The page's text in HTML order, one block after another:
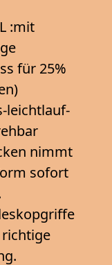
:mit
für 25%
leichtlauf-
nimmt
sofort